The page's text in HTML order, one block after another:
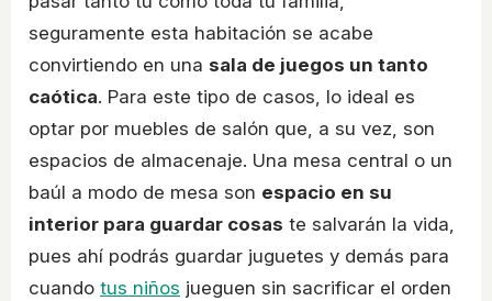
seguramente esta habitación se acabe
convirtiendo en una sala de juegos un tanto
caótica. Para este tipo de casos, lo ideal es
optar por muebles de salón que, a su vez, son
espacios de almacenaje. Una mesa central o un
baúl a modo de mesa son espacio en su
interior para guardar cosas te salvarán la vida,
pues ahí podrás guardar juguetes y demás para
cuando tus niños jueguen sin sacrificar el orden